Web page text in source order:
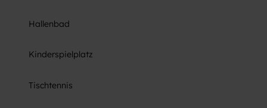
Hallenbad
Kinderspielplatz
Tischtennis